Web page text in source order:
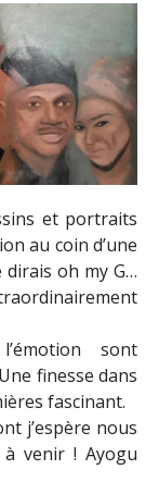
et portraits
au coin d’une
dirais oh my G…
sont
finesse dans
fascinant.
j’espère nous
venir ! Ayogu